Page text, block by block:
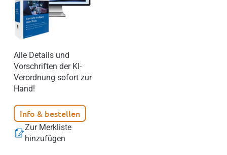
Alle Details und
Vorschriften der KI-
Verordnung sofort zur
Hand!
Info & bestellen
Zur Merkliste
hinzufügen